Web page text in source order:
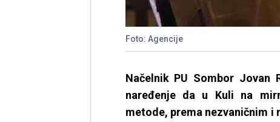
Foto: Agencije
Načelnik PU Sombor
naređenje da u Kuli na
metode, prema nezvaničnim